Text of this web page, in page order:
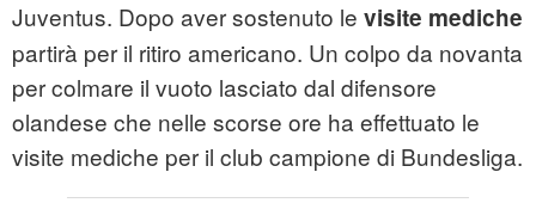
Juventus. Dopo aver sostenuto le visite mediche
partirà per il ritiro americano. Un colpo da novanta
per colmare il vuoto lasciato dal difensore
olandese che nelle scorse ore ha effettuato le
visite mediche per il club campione di Bundesliga.